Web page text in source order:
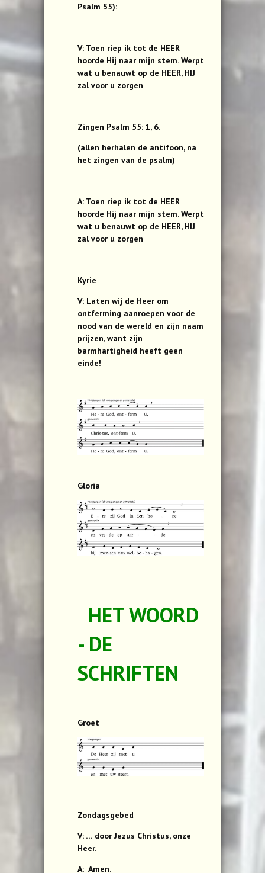
Psalm 55):
V: Toen riep ik tot de HEER
hoorde Hij naar mijn stem. Werpt
wat u benauwt op de HEER, HIJ
zal voor u zorgen
Zingen Psalm 55: 1, 6.
(allen herhalen de antifoon, na
het zingen van de psalm)
A: Toen riep ik tot de HEER
hoorde Hij naar mijn stem. Werpt
wat u benauwt op de HEER, HIJ
zal voor u zorgen
Kyrie
V: Laten wij de Heer om
ontferming aanroepen voor de
nood van de wereld en zijn naam
prijzen, want zijn
barmhartigheid heeft geen
einde!
Gloria
HET WOORD
- DE
SCHRIFTEN
Groet
Zondagsgebed
V: … door Jezus Christus, onze
Heer.
A: Amen.